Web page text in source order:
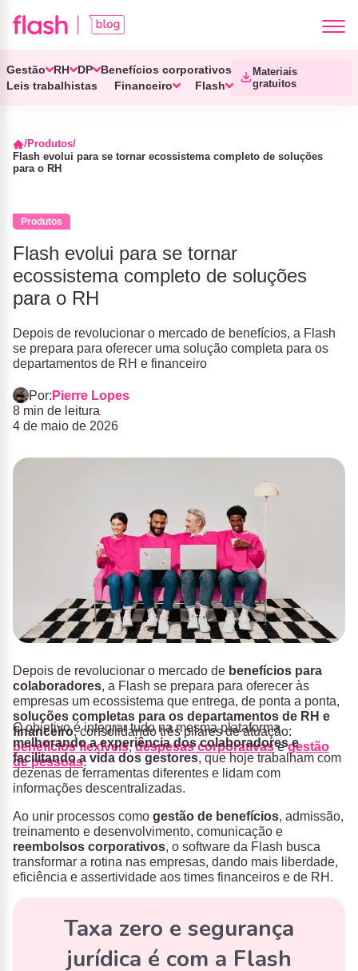
Gestão RH DP
Benefícios corporativos
Leis trabalhistas
Financeiro Flash
Materiais
gratuitos
Produtos
Flash evolui para se tornar ecossistema completo de soluções
para o RH
Produtos
Flash evolui para se tornar
ecossistema completo de soluções
para o RH
Depois de revolucionar o mercado de benefícios, a Flash
se prepara para oferecer uma solução completa para os
departamentos de RH e financeiro
Por: Pierre Lopes
8 min de leitura
4 de maio de 2026
Depois de revolucionar o mercado de benefícios para
colaboradores, a Flash se prepara para oferecer às
empresas um ecossistema que entrega, de ponta a ponta,
soluções completas para os departamentos de RH e
financeiro, consolidando três pilares de atuação:
benefícios flexíveis,despesas corporativasegestão
de pessoas.
O objetivo é integrar tudo na mesma plataforma,
melhorando a experiência dos colaboradores e
facilitando a vida dos gestores, que hoje trabalham com
dezenas de ferramentas diferentes e lidam com
informações descentralizadas.
Ao unir processos como gestão de benefícios, admissão,
treinamento e desenvolvimento, comunicação e
reembolsos corporativos, o software da Flash busca
transformar a rotina nas empresas, dando mais liberdade,
eficiência e assertividade aos times financeiros e de RH.